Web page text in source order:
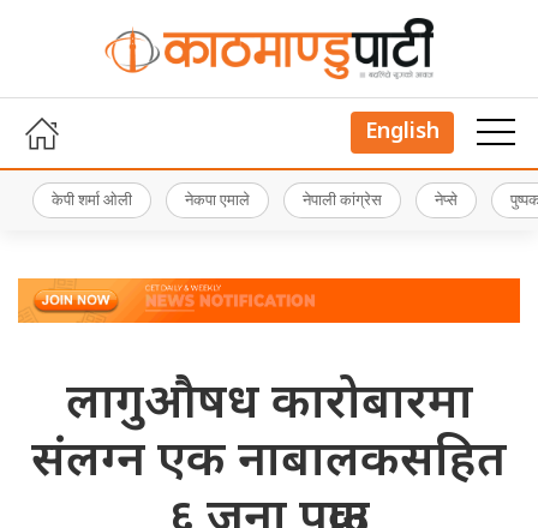
English
केपी शर्मा ओली नेकपा एमाले नेपाली कांग्रेस नेप्से
लागुऔषध कारोबारमा
संलग्न एक नाबालकसहित